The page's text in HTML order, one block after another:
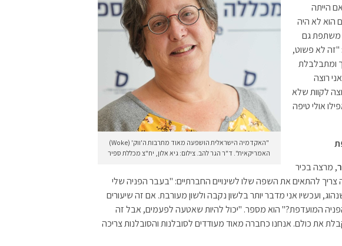
"האקדמיה הישראלית הושפעה מאוד מתרבות ה'ווק' (Woke)
האמריקאית". ד"ר הגר להב. צילום: גיא אלון, יח"צ מכללת ספיר
הייתה
הוא לא היה
משתפת גם
"זה לא פשוט,
ומתבלבלת
רוצה
לקוות שלא
אולי טיפה
, מרצה בכיר
צריך להתאים את השפה שלו לשינויים החברתיים: "בעבר הפניה שלי
ועכשיו אני מדבר יותר בלשון נקבה ולשון מעורבת. אם זה שיעורים
המועדפת?" הוא מספר. "יכול להיות שאטעה לפעמים, אבל זה
את כולם. אנחנו כחברה מאוד מעודדים לסובלנות והסובלנות צריכה